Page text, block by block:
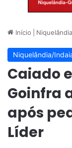
Início
Niquelândia/
Caiado
Goinfra
após
Líder